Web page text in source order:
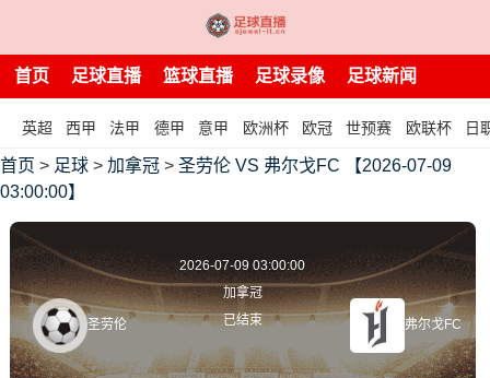
首页 足球直播 篮球直播 足球录像 足球新闻
英超 西甲 法甲 德甲 意甲 欧洲杯 欧冠 世预赛 欧联杯 日
首页 > 足球 > 加拿冠 > 圣劳伦 VS 弗尔戈FC 【2026-07-09
03:00:00】
圣劳伦
2026-07-09 03:00:00
加拿冠
已结束
弗尔戈FC